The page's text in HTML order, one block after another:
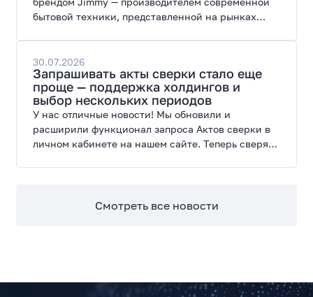
бытовой техники, представленной на рынках
30.07.2026
Запрашивать акты сверки стало еще
проще — поддержка холдингов и
выбор нескольких периодов
У нас отличные новости! Мы обновили и
расширили функционал запроса Актов сверки в
личном кабинете на нашем сайте. Теперь сверять
Смотреть все новости